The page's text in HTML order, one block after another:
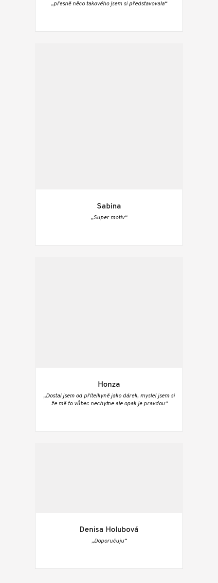
„přesně něco takového jsem si představovala“
Sabina
„Super motiv“
Honza
„Dostal jsem od přítelkyně jako dárek, myslel jsem si
že mě to vůbec nechytne ale opak je pravdou“
Denisa Holubová
„Doporučuju“